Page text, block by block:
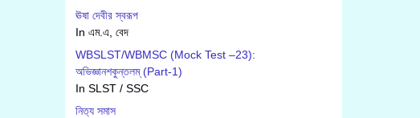
ঊষা দেবীর স্বরূপ
In এম.এ, বেদ
WBSLST/WBMSC (Mock Test –23):
অভিজ্ঞানশকুন্তলম্ (Part-1)
In SLST / SSC
নিত‍্য সমাস